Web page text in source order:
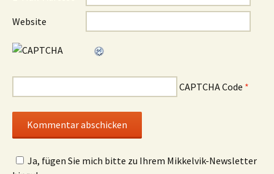
Website
CAPTCHA Code *
Ja, fügen Sie mich bitte zu Ihrem Mikkelvik-Newsletter